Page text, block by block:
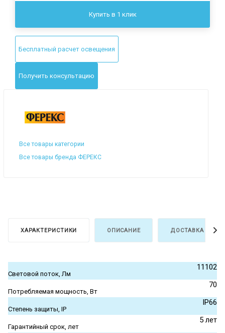
Купить в 1 клик
Бесплатный расчет освещения
Получить консультацию
Все товары категории
Все товары бренда ФЕРЕКС
ХАРАКТЕРИСТИКИ ОПИСАНИЕ ДОСТАВКА И
Световой поток, Лм
11102
Потребляемая мощность, Вт
70
Степень защиты, IP
IP66
Гарантийный срок, лет
5 лет